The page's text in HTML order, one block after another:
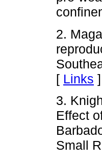
2.
[ Links ]
3.
Effect
Small